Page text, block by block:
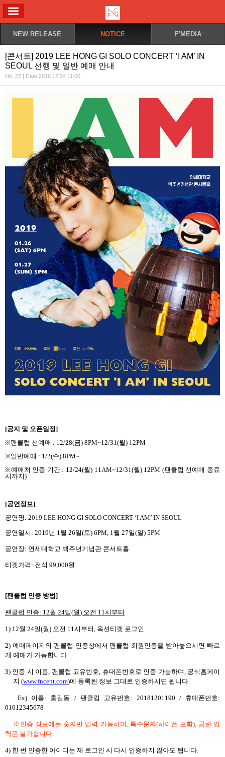
NEW RELEASE NOTICE F'MEDIA
[콘서트] 2019 LEE HONG GI SOLO CONCERT ‘I AM’ IN
SEOUL 선행 및 일반 예매 안내
No. 27 | Date 2018.12.24 11:00
[공지 및 오픈일정]
※팬클럽 선예매 : 12/28(금) 8PM~12/31(월) 12PM
※일반예매 : 1/2(수) 8PM~
※예매처 인증 기간 : 12/24(월) 11AM~12/31(월) 12PM (팬클럽 선예매 종료
시까지)
[공연정보]
공연명 : 2019 LEE HONG GI SOLO CONCERT ‘I AM’ IN SEOUL
공연일시 : 2019년 1월 26일(토) 6PM, 1월 27일(일) 5PM
공연장: 연세대학교 백주년기념관 콘서트홀
티켓가격 : 전석 99,000원
[팬클럽 인증 방법 ]
팬클럽 인증: 12월 24일(월) 오전 11시부터
1) 12월 24일(월) 오전 11시부터, 옥션티켓 로그인
2) 예매페이지의 팬클럽 인증창에서 팬클럽 회원인증을 받아놓으시면 빠르
게 예매가 가능합니다.
3) 인증 시 이름, 팬클럽 고유번호, 휴대폰번호로 인증 가능하며, 공식홈페이
지 (www.fncent.com)에 등록된 정보 그대로 인증하시면 됩니다.
Ex) 이름: 홍길동 / 팬클럽 고유번호: 20181201190 / 휴대폰번호:
01012345678
※인증 정보에는 숫자만 입력 가능하며, 특수문자(하이픈 포함), 공란 입
력은 불가합니다.
4) 한 번 인증한 아이디는 재 로그인 시 다시 인증하지 않아도 됩니다.